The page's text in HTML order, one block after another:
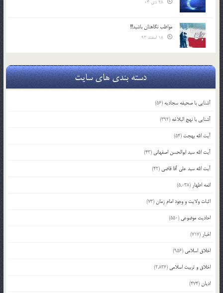
مواظب نگاهتان باشید!!!
دسته بندی های سایت
آشنایی با صحیفه سجادیه (56)
آشنایی با نهج البلاغه (392)
آیت الله بهجت (54)
آیت الله سید ابوالحسن اصفهانی (43)
آیت الله سید علی آقا قاضی (42)
ائمه اطهار (5,038)
اثبات ولایت و وجود امام زمان(73)
احادیث موضوعی (550)
اخبار (717)
اخلاق اسلامی (956)
اخلاق و تربیت اسلامی (2,836)
ادیان(474)